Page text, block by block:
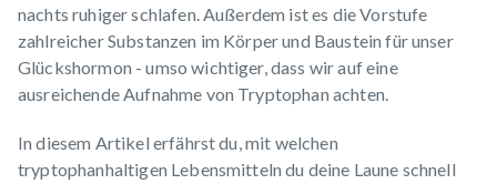
nachts ruhiger schlafen. Außerdem ist es die Vorstufe
zahlreicher Substanzen im Körper und Baustein für unser
Glückshormon - umso wichtiger, dass wir auf eine
ausreichende Aufnahme von Tryptophan achten.
In diesem Artikel erfährst du, mit welchen
tryptophanhaltigen Lebensmitteln du deine Laune schnell